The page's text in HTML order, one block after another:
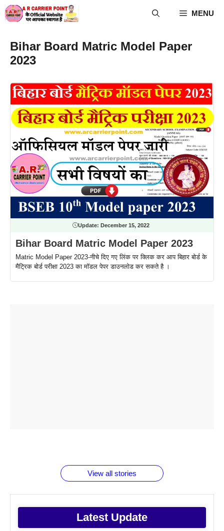
Skip
to
MENU
Bihar Board Matric Model Paper
2023
Update: December 15, 2022
Bihar Board Matric Model Paper 2023
Matric Model Paper 2023-नीचे दिए गए लिंक पर क्लिक कर आप बिहार बोर्ड के
मैट्रिक बोर्ड परीक्षा 2023 का मॉडल पेपर डाउनलोड कर सकते है ।
View all stories
Latest Update